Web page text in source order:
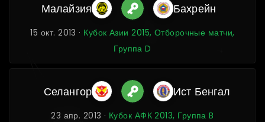
Малайзия Бахрейн
15 окт. 2013 · Кубок Азии 2015, Отборочные матчи,
Группа D
Селангор Ист Бенгал
23 апр. 2013 · Кубок АФК 2013, Группа B